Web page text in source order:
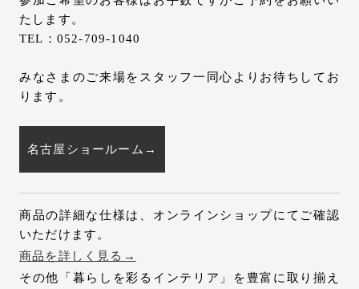
たします。
TEL：052-709-1040
みなさまのご来場をスタッフ一同心よりお待ちしてお
ります。
名古屋ショールーム→
商品の詳細な仕様は、オンラインショップにてご確認
いただけます。
商品を詳しく見る→
その他「暮らしを彩るインテリア」を豊富に取り揃え